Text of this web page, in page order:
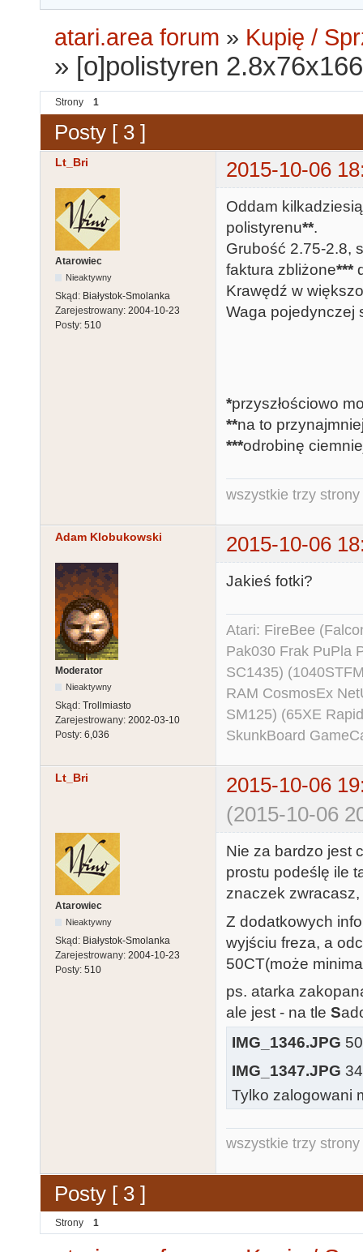
atari.area forum » Kupię /
» [o]polistyren
Strony 1
Posty [ 3 ]
Lt_Bri 2015-10-06
Atarowiec
Nieaktywny
Skąd: Białystok-Smolanka
Zarejestrowany: 2004-10-23
Posty: 510
Oddam
polistyrenu**.
Grubość 2.75-2.8,
faktura zbliżone***
Krawędź w
Waga pojedynczej
*przyszłościowo
**na to
***odrobinę
wszystkie trzy
Adam Klobukowski 2015-10-06
Moderator
Nieaktywny
Skąd: Trollmiasto
Zarejestrowany: 2002-03-10
Posty: 6,036
Jakieś fotki?
Atari: FireBee
Pak030 Frak PuPla
SC1435)
RAM CosmosEx
SM125) (65XE
SkunkBoard
Lt_Bri
2015-10-06
(2015-10-06
Atarowiec
Nieaktywny
Skąd: Białystok-Smolanka
Zarejestrowany: 2004-10-23
Posty: 510
Nie za bardzo jest
prostu podeślę ile
znaczek
Z dodatkowych
wyjściu freza, a
50CT(może
ps. atarka
ale jest - na tle S
IMG_1346.JPG
IMG_1347.JPG
Tylko zalogowani
wszystkie trzy
Posty [ 3 ]
Strony 1